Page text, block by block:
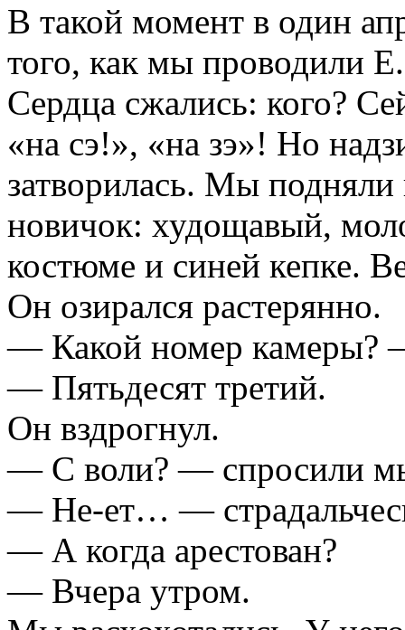
В такой момент в один
того, как мы проводили
Сердца сжались: кого?
«на сэ!», «на зэ»! Но
затворилась. Мы
новичок: худощавый,
костюме и синей кепке.
Он озирался растерянно.
— Какой номер камеры?
— Пятьдесят третий.
Он вздрогнул.
— С воли? — спросили
— Не-ет… —
— А когда арестован?
— Вчера утром.